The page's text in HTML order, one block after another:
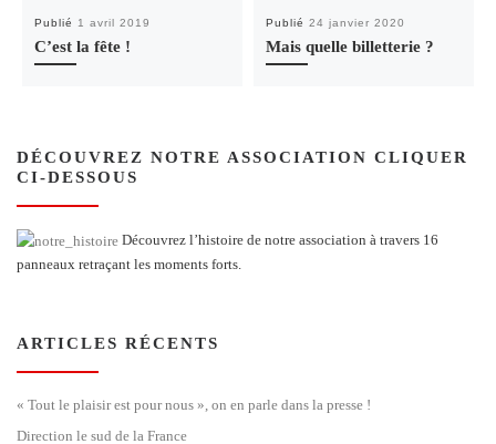
Publié 1 avril 2019
C’est la fête !
Publié 24 janvier 2020
Mais quelle billetterie ?
DÉCOUVREZ NOTRE ASSOCIATION CLIQUER
CI-DESSOUS
Découvrez l’histoire de notre association à travers 16
panneaux retraçant les moments forts.
ARTICLES RÉCENTS
« Tout le plaisir est pour nous », on en parle dans la presse !
Direction le sud de la France